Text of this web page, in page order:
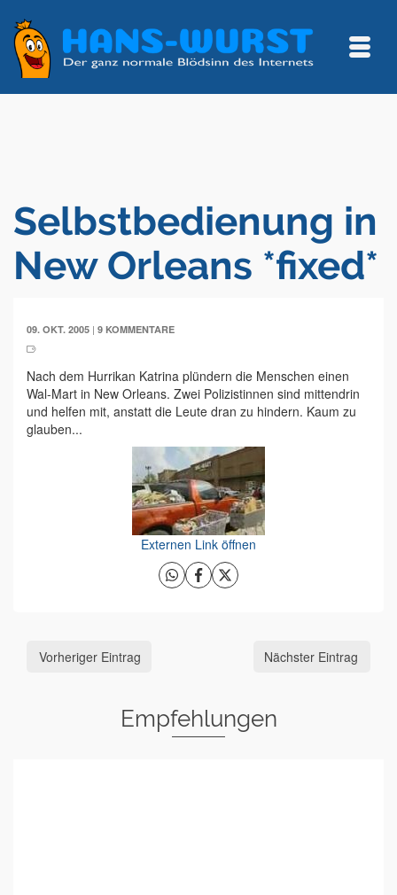
Selbstbedienung in
New Orleans *fixed*
09. OKT. 2005 | 9 KOMMENTARE
Nach dem Hurrikan Katrina plündern die Menschen einen
Wal-Mart in New Orleans. Zwei Polizistinnen sind mittendrin
und helfen mit, anstatt die Leute dran zu hindern. Kaum zu
glauben...
Externen Link öffnen
Vorheriger Eintrag Nächster Eintrag
Empfehlungen